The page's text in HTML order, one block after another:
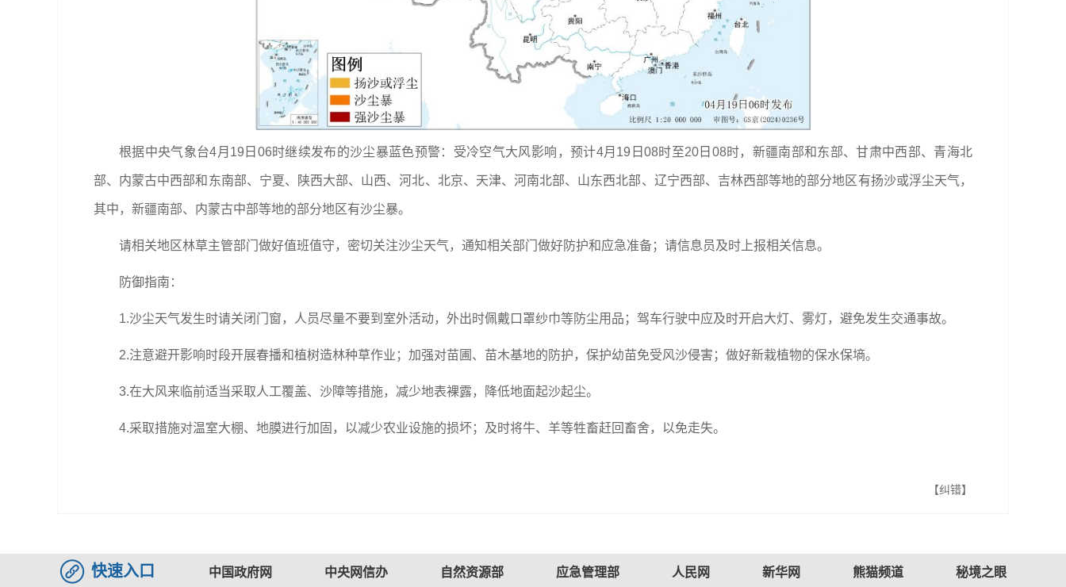
根据中央气象台4月19日06时继续发布的沙尘暴蓝色预警：受冷空气大风影响，预计4月19日08时至20日08时，新疆南部和东部、甘肃中西部、青海北
部、内蒙古中西部和东南部、宁夏、陕西大部、山西、河北、北京、天津、河南北部、山东西北部、辽宁西部、吉林西部等地的部分地区有扬沙或浮尘天气，
其中，新疆南部、内蒙古中部等地的部分地区有沙尘暴。
请相关地区林草主管部门做好值班值守，密切关注沙尘天气，通知相关部门做好防护和应急准备；请信息员及时上报相关信息。
防御指南：
1.沙尘天气发生时请关闭门窗，人员尽量不要到室外活动，外出时佩戴口罩纱巾等防尘用品；驾车行驶中应及时开启大灯、雾灯，避免发生交通事故。
2.注意避开影响时段开展春播和植树造林种草作业；加强对苗圃、苗木基地的防护，保护幼苗免受风沙侵害；做好新栽植物的保水保墒。
3.在大风来临前适当采取人工覆盖、沙障等措施，减少地表裸露，降低地面起沙起尘。
4.采取措施对温室大棚、地膜进行加固，以减少农业设施的损坏；及时将牛、羊等牲畜赶回畜舍，以免走失。
【纠错】
快速入口 中国政府网 中央网信办 自然资源部 应急管理部 人民网 新华网 熊猫频道 秘境之眼